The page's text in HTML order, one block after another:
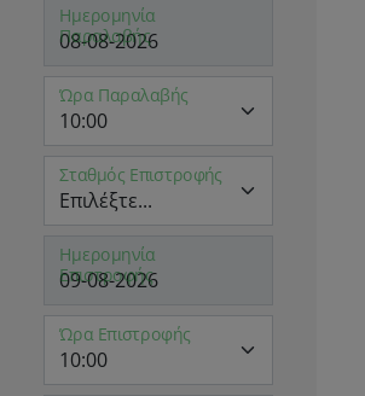
Ημερομηνία
Παραλαβής
Ώρα Παραλαβής
Σταθμός Επιστροφής
Ημερομηνία
Επιστροφής
Ώρα Επιστροφής